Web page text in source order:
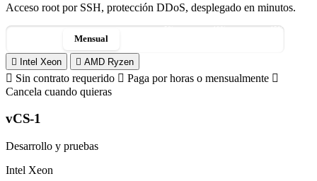
Acceso root por SSH, protección DDoS, desplegado en minutos.
Mensual
-15%
Intel Xeon AMD Ryzen
Sin contrato requerido
Paga por horas o mensualmente
Cancela cuando quieras
vCS-1
Desarrollo y pruebas
Intel Xeon